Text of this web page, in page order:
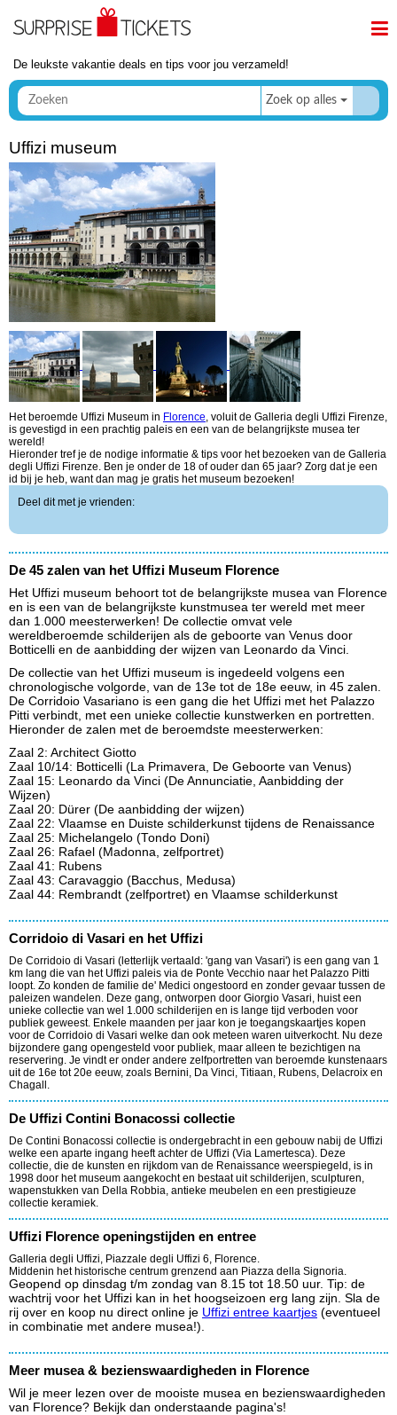
De leukste vakantie deals en tips voor jou verzameld!
Zoek op alles
Uffizi museum
Het beroemde Uffizi Museum in Florence, voluit de Galleria degli Uffizi Firenze,
is gevestigd in een prachtig paleis en een van de belangrijkste musea ter
wereld!
Hieronder tref je de nodige informatie & tips voor het bezoeken van de Galleria
degli Uffizi Firenze. Ben je onder de 18 of ouder dan 65 jaar? Zorg dat je een
id bij je heb, want dan mag je gratis het museum bezoeken!
Deel dit met je vrienden:
De 45 zalen van het Uffizi Museum Florence
Het Uffizi museum behoort tot de belangrijkste musea van Florence
en is een van de belangrijkste kunstmusea ter wereld met meer
dan 1.000 meesterwerken! De collectie omvat vele
wereldberoemde schilderijen als de geboorte van Venus door
Botticelli en de aanbidding der wijzen van Leonardo da Vinci.
De collectie van het Uffizi museum is ingedeeld volgens een
chronologische volgorde, van de 13e tot de 18e eeuw, in 45 zalen.
De Corridoio Vasariano is een gang die het Uffizi met het Palazzo
Pitti verbindt, met een unieke collectie kunstwerken en portretten.
Hieronder de zalen met de beroemdste meesterwerken:
Zaal 2: Architect Giotto
Zaal 10/14: Botticelli (La Primavera, De Geboorte van Venus)
Zaal 15: Leonardo da Vinci (De Annunciatie, Aanbidding der
Wijzen)
Zaal 20: Dürer (De aanbidding der wijzen)
Zaal 22: Vlaamse en Duiste schilderkunst tijdens de Renaissance
Zaal 25: Michelangelo (Tondo Doni)
Zaal 26: Rafael (Madonna, zelfportret)
Zaal 41: Rubens
Zaal 43: Caravaggio (Bacchus, Medusa)
Zaal 44: Rembrandt (zelfportret) en Vlaamse schilderkunst
Corridoio di Vasari en het Uffizi
De Corridoio di Vasari (letterlijk vertaald: 'gang van Vasari') is een gang van 1
km lang die van het Uffizi paleis via de Ponte Vecchio naar het Palazzo Pitti
loopt. Zo konden de familie de' Medici ongestoord en zonder gevaar tussen de
paleizen wandelen. Deze gang, ontworpen door Giorgio Vasari, huist een
unieke collectie van wel 1.000 schilderijen en is lange tijd verboden voor
publiek geweest. Enkele maanden per jaar kon je toegangskaartjes kopen
voor de Corridoio di Vasari welke dan ook meteen waren uitverkocht. Nu deze
bijzondere gang opengesteld voor publiek, maar alleen te bezichtigen na
reservering. Je vindt er onder andere zelfportretten van beroemde kunstenaars
uit de 16e tot 20e eeuw, zoals Bernini, Da Vinci, Titiaan, Rubens, Delacroix en
Chagall.
De Uffizi Contini Bonacossi collectie
De Contini Bonacossi collectie is ondergebracht in een gebouw nabij de Uffizi
welke een aparte ingang heeft achter de Uffizi (Via Lamertesca). Deze
collectie, die de kunsten en rijkdom van de Renaissance weerspiegeld, is in
1998 door het museum aangekocht en bestaat uit schilderijen, sculpturen,
wapenstukken van Della Robbia, antieke meubelen en een prestigieuze
collectie keramiek.
Uffizi Florence openingstijden en entree
Galleria degli Uffizi, Piazzale degli Uffizi 6, Florence.
Middenin het historische centrum grenzend aan Piazza della Signoria.
Geopend op dinsdag t/m zondag van 8.15 tot 18.50 uur. Tip: de
wachtrij voor het Uffizi kan in het hoogseizoen erg lang zijn. Sla de
rij over en koop nu direct online je Uffizi entree kaartjes (eventueel
in combinatie met andere musea!).
Meer musea & bezienswaardigheden in Florence
Wil je meer lezen over de mooiste musea en bezienswaardigheden
van Florence? Bekijk dan onderstaande pagina's!